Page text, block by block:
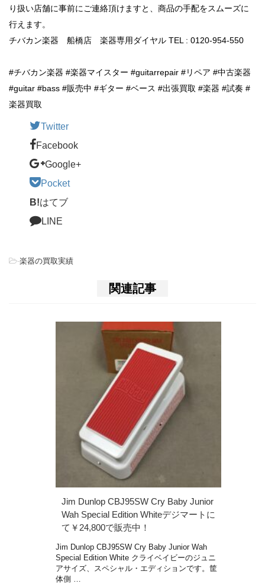
り扱い店舗に事前にご連絡頂けますと、商品の手配をスムーズに
行えます。
チバカン楽器 船橋店 楽器専用ダイヤル TEL : 0120-954-550
#チバカン楽器 #楽器マイスター #guitarrepair #リペア #中古楽器
#guitar #bass #販売中 #ギター #ベース #出張買取 #楽器 #試奏 #
楽器買取
Twitter
Facebook
Google+
Pocket
B!はてブ
LINE
-楽器の買取実績
関連記事
Jim Dunlop CBJ95SW Cry Baby Junior
Wah Special Edition Whiteデジマートに
て￥24,800で販売中！
Jim Dunlop CBJ95SW Cry Baby Junior Wah
Special Edition White クライベイビーのジュニ
アサイズ、スペシャル・エディションです。筐
体側 …